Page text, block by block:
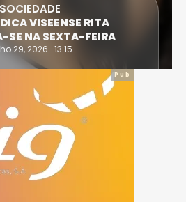
SOCIEDADE
VISEENSE RITA
SE NA SEXTA-FEIRA
29, 2026 . 13:15
Pub